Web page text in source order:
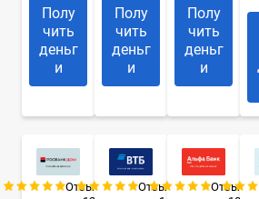
Полу
чить
деньг
и
Полу
чить
деньг
и
Полу
чить
деньг
и
Отзывы:
Отзывы:
Отзывы: